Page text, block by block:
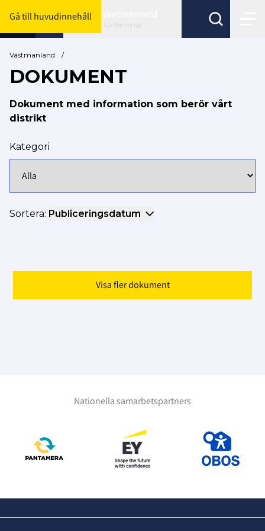
Gå till huvudinnehåll
Byt förbund här
Västmanland /
DOKUMENT
Dokument med information som berör vårt
distrikt
Kategori
Sortera: Publiceringsdatum
Visa fler dokument
Nationella samarbetspartners